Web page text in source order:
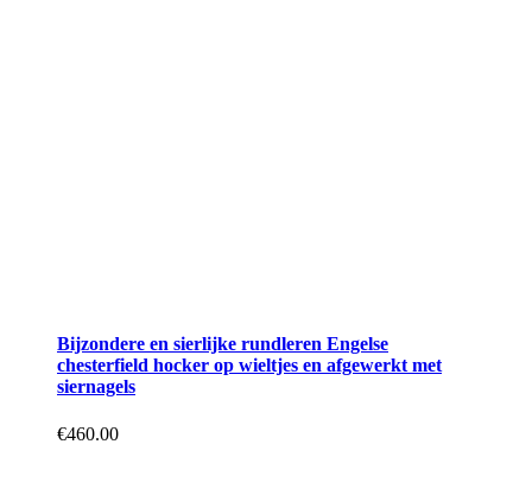
Bijzondere en sierlijke rundleren Engelse
chesterfield hocker op wieltjes en afgewerkt met
siernagels
€460.00